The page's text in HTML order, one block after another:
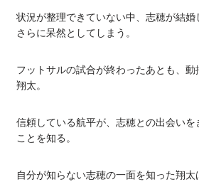
状況が整理できていない中、志穂が結婚
さらに呆然としてしまう。
フットサルの試合が終わったあとも、
翔太。
信頼している航平が、志穂との出会いを
ことを知る。
自分が知らない志穂の一面を知った翔太